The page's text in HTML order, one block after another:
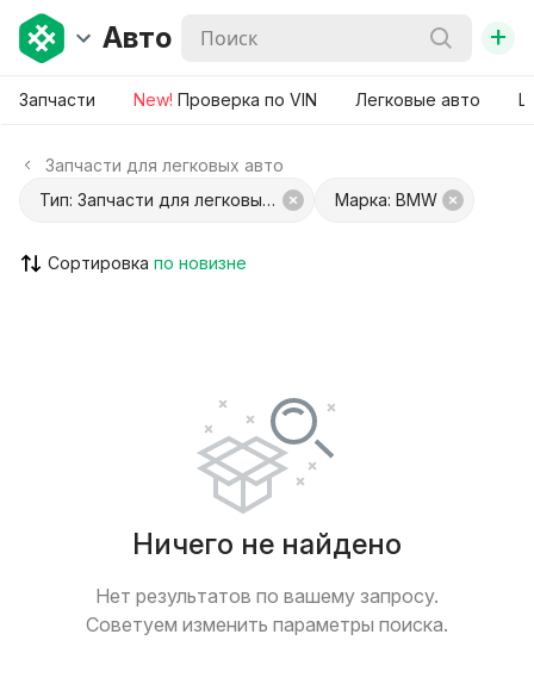
Авто +
Запчасти New! Проверка по VIN Легковые авто
Запчасти для легковых авто
Тип: Запчасти для легковых авто
Марка: BMW
Сортировка
Ничего не найдено
Нет результатов по вашему запросу.
Советуем изменить параметры поиска.